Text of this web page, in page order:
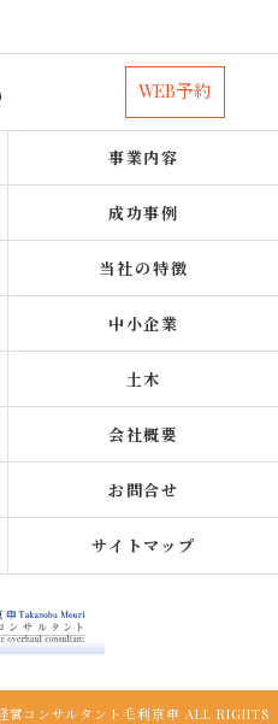
WEB予約
事業内容
成功事例
当社の特徴
中小企業
土木
会社概要
お問合せ
サイトマップ
営コンサルタント毛利京申 ALL RIGHTS